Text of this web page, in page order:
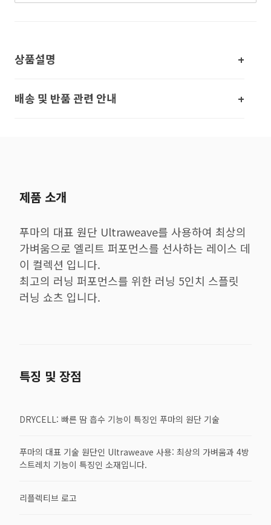
상품설명
배송 및 반품 관련 안내
제품 소개
푸마의 대표 원단 Ultraweave를 사용하여 최상의
가벼움으로 엘리트 퍼포먼스를 선사하는 레이스 데
이 컬렉션 입니다.
최고의 러닝 퍼포먼스를 위한 러닝 5인치 스플릿
러닝 쇼츠 입니다.
특징 및 장점
DRYCELL: 빠른 땀 흡수 기능이 특징인 푸마의 원단 기술
푸마의 대표 기술 원단인 Ultraweave 사용: 최상의 가벼움과 4방
스트레치 기능이 특징인 소재입니다.
리플렉티브 로고